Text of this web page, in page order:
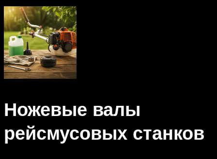
Ножевые валы
рейсмусовых станков